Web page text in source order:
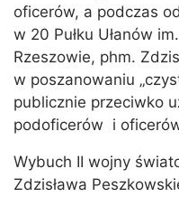
oficerów, a podczas
w 20 Pułku Ułanów
Rzeszowie, phm.
w poszanowaniu
publicznie przeciwko
podoficerów i
Wybuch II wojny
Zdzisława